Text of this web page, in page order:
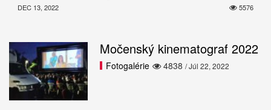
5576
DEC 13, 2022
Močenský kinematograf 2022
4838
Fotogalérie / Júl 22, 2022